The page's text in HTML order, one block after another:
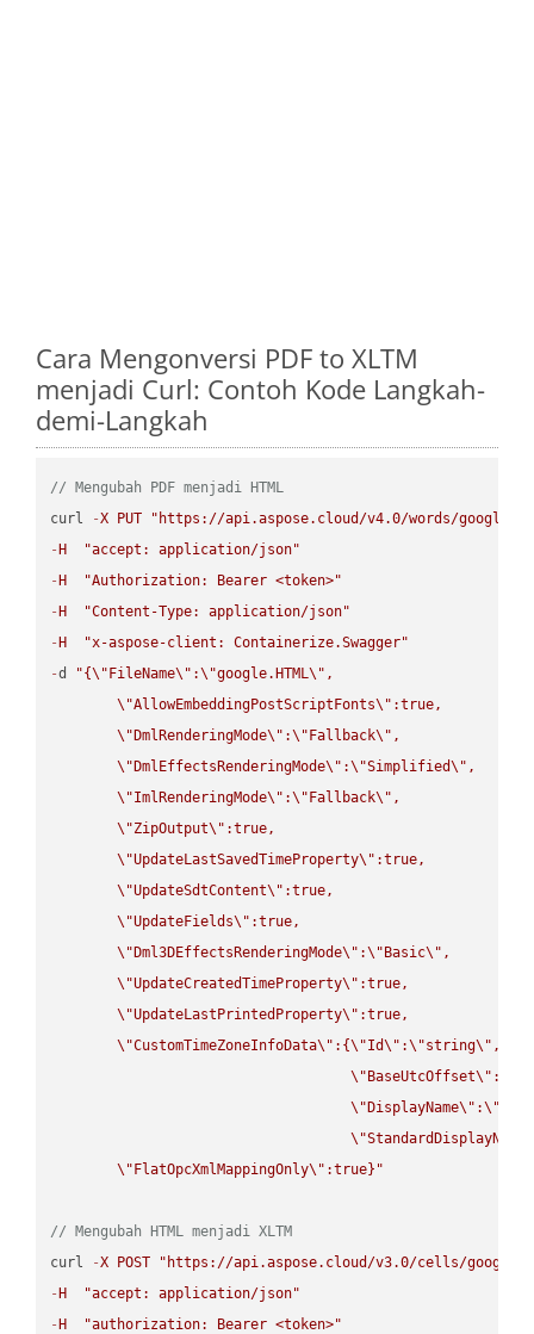
Cara Mengonversi PDF to XLTM
menjadi Curl: Contoh Kode Langkah-
demi-Langkah
// Mengubah PDF menjadi HTML
curl
-X PUT
"https://api.aspose.cloud/v4.0/words/
- H
"accept: application/json"
- H
"Authorization: Bearer <token>"
- H
"Content-Type: application/json"
- H
"x-aspose-client: Containerize.Swagger"
-d "{\" FileName\" :\"google.HTML\" ,
\"AllowEmbeddingPostScriptFonts\" :true,
\" DmlRenderingMode\" :\" Fallback\" ,
\" DmlEffectsRenderingMode\" :\"Simplified\" ,
\"ImlRenderingMode\" :\" Fallback\" ,
\"ZipOutput\" :true,
\"UpdateLastSavedTimeProperty\" :true,
\"UpdateSdtContent\" :true,
\"UpdateFields\" :true,
\" Dml3DEffectsRenderingMode\" :\" Basic\" ,
\"UpdateCreatedTimeProperty\" :true,
\"UpdateLastPrintedProperty\" :true,
\"CustomTimeZoneInfoData\" :{\"Id\" :\"string\" ,
\" BaseUtcOffset\" :
\" DisplayName\" :\"
\"StandardDisplayName
\" FlatOpcXmlMappingOnly\" :true}"
// Mengubah HTML menjadi XLTM
curl
-X POST
"https://api.aspose.cloud/v3.0/cells/
- H
"accept: application/json"
- H
"authorization: Bearer <token>"